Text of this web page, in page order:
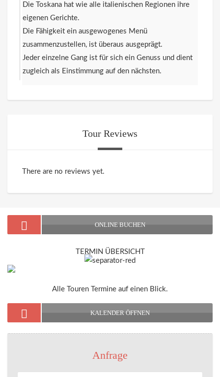
Die Toskana hat wie alle italienischen Regionen ihre
eigenen Gerichte.
Die Fähigkeit ein ausgewogenes Menü
zusammenzustellen, ist überaus ausgeprägt.
Jeder einzelne Gang ist für sich ein Genuss und dient
zugleich als Einstimmung auf den nächsten.
Tour Reviews
There are no reviews yet.
ONLINE BUCHEN
TERMIN ÜBERSICHT
Alle Touren Termine auf einen Blick.
KALENDER ÖFFNEN
Anfrage